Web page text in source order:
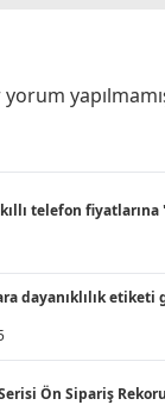
telefon
dayanıklılık etiketi
Ön Sipariş Rekoru